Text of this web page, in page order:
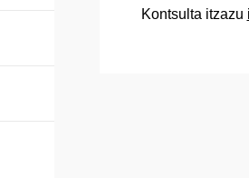
Kontsulta itzazu